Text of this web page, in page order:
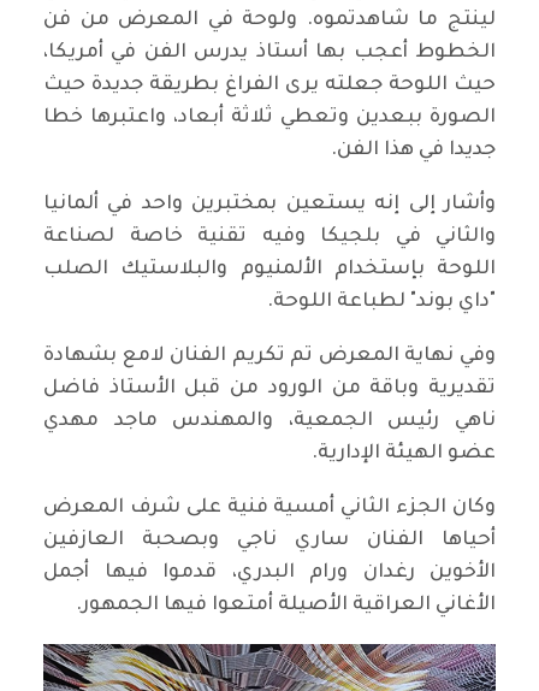
لينتج ما شاهدتموه. ولوحة في المعرض من فن
الخطوط أعجب بها أستاذ يدرس الفن في أمريكا،
حيث اللوحة جعلته يرى الفراغ بطريقة جديدة حيث
الصورة ببعدين وتعطي ثلاثة أبعاد، واعتبرها خطا
جديدا في هذا الفن.
وأشار إلى إنه يستعين بمختبرين واحد في ألمانيا
والثاني في بلجيكا وفيه تقنية خاصة لصناعة
اللوحة بإستخدام الألمنيوم والبلاستيك الصلب
"داي بوند" لطباعة اللوحة.
وفي نهاية المعرض تم تكريم الفنان لامع بشهادة
تقديرية وباقة من الورود من قبل الأستاذ فاضل
ناهي رئيس الجمعية، والمهندس ماجد مهدي
عضو الهيئة الإدارية.
وكان الجزء الثاني أمسية فنية على شرف المعرض
أحياها الفنان ساري ناجي وبصحبة العازفين
الأخوين رغدان ورام البدري، قدموا فيها أجمل
الأغاني العراقية الأصيلة أمتعوا فيها الجمهور.